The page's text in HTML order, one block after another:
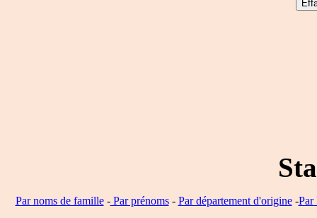
Par noms de famille-Par prénoms- Par département d'origine-Par